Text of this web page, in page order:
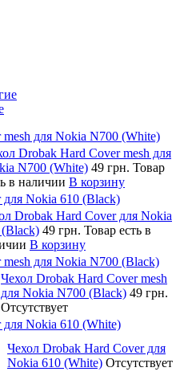
для Nokia N700 (White)
Drobak Hard Cover mesh для
N700 (White) 49 грн. Товар
в наличии В корзину
Nokia 610 (Black)
Drobak Hard Cover для Nokia
49 грн. Товар есть в
В корзину
для Nokia N700 (Black)
Чехол Drobak Hard Cover mesh
для Nokia N700 (Black) 49 грн.
Отсутствует
Nokia 610 (White)
Чехол Drobak Hard Cover для
Nokia 610 (White) Отсутствует